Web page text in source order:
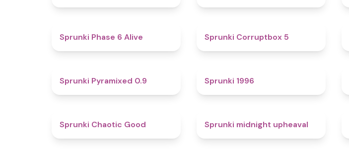
Sprunki Phase 6 Alive Sprunki Corruptbox 5
Sprunki Pyramixed 0.9 Sprunki 1996
Sprunki Chaotic Good 4.9
Sprunki midnight upheaval